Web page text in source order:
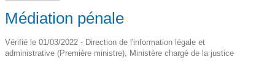
Médiation pénale
Vérifié le 01/03/2022 - Direction de l'information légale et
administrative (Première ministre), Ministère chargé de la justice